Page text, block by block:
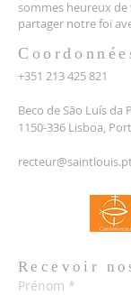
sommes heureux
partager notre foi
+351 213 425 821
Beco de São Luís da
1150-336 Lisboa,
recteur@saintlouis.pt
Recevoir
Prénom *